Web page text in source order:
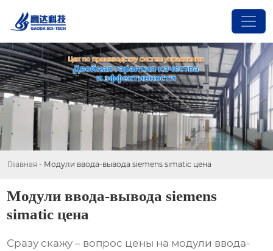
Главная - Модули ввода-вывода siemens simatic цена
Модули ввода-вывода siemens
simatic цена
Сразу скажу – вопрос цены на модули ввода-